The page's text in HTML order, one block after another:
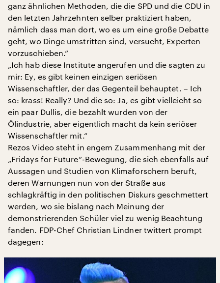
ganz ähnlichen Methoden, die die SPD und die CDU in
den letzten Jahrzehnten selber praktiziert haben,
nämlich dass man dort, wo es um eine große Debatte
geht, wo Dinge umstritten sind, versucht, Experten
vorzuschieben.“
„Ich hab diese Institute angerufen und die sagten zu
mir: Ey, es gibt keinen einzigen seriösen
Wissenschaftler, der das Gegenteil behauptet. – Ich
so: krass! Really? Und die so: Ja, es gibt vielleicht so
ein paar Dullis, die bezahlt wurden von der
Ölindustrie, aber eigentlich macht da kein seriöser
Wissenschaftler mit.“
Rezos Video steht in engem Zusammenhang mit der
„Fridays for Future“-Bewegung, die sich ebenfalls auf
Aussagen und Studien von Klimaforschern beruft,
deren Warnungen nun von der Straße aus
schlagkräftig in den politischen Diskurs geschmettert
werden, wo sie bislang nach Meinung der
demonstrierenden Schüler viel zu wenig Beachtung
fanden. FDP-Chef Christian Lindner twittert prompt
dagegen: